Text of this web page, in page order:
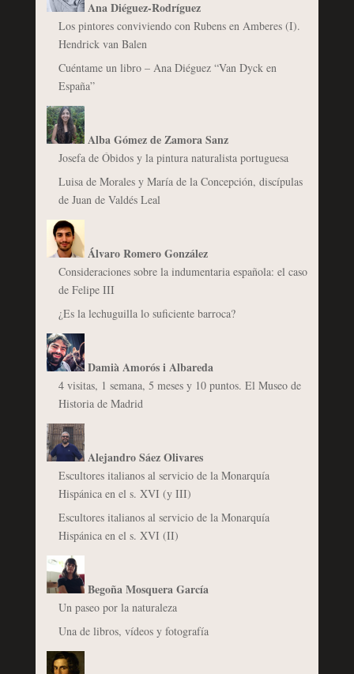
Ana Diéguez-Rodríguez
Los pintores conviviendo con Rubens en Amberes (I).
Hendrick van Balen
Cuéntame un libro – Ana Diéguez “Van Dyck en
España”
Alba Gómez de Zamora Sanz
Josefa de Óbidos y la pintura naturalista portuguesa
Luisa de Morales y María de la Concepción, discípulas
de Juan de Valdés Leal
Álvaro Romero González
Consideraciones sobre la indumentaria española: el caso
de Felipe III
¿Es la lechuguilla lo suficiente barroca?
Damià Amorós i Albareda
4 visitas, 1 semana, 5 meses y 10 puntos. El Museo de
Historia de Madrid
Alejandro Sáez Olivares
Escultores italianos al servicio de la Monarquía
Hispánica en el s. XVI (y III)
Escultores italianos al servicio de la Monarquía
Hispánica en el s. XVI (II)
Begoña Mosquera García
Un paseo por la naturaleza
Una de libros, vídeos y fotografía